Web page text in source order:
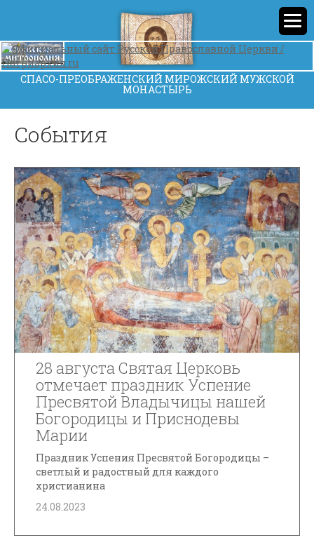
СПАСО-ПРЕОБРАЖЕНСКИЙ МИРОЖСКИЙ МУЖСКОЙ
МОНАСТЫРЬ
События
28 августа Святая Церковь
отмечает праздник Успение
Пресвятой Владычицы нашей
Богородицы и Приснодевы
Марии
Праздник Успения Пресвятой Богородицы –
светлый и радостный для каждого
христианина
24.08.2023